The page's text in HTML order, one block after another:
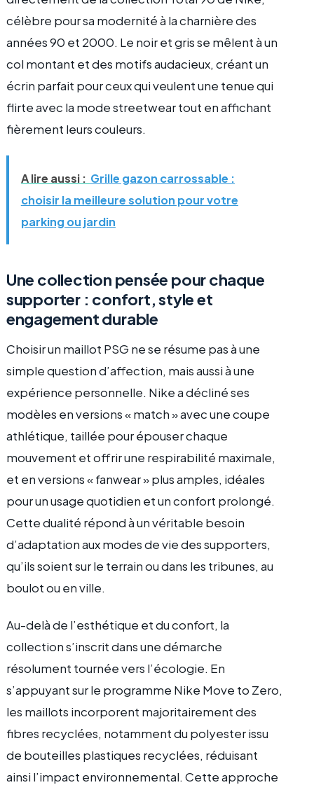
célèbre pour sa modernité à la charnière des
années 90 et 2000. Le noir et gris se mêlent à un
col montant et des motifs audacieux, créant un
écrin parfait pour ceux qui veulent une tenue qui
flirte avec la mode streetwear tout en affichant
fièrement leurs couleurs.
A lire aussi : Grille gazon carrossable :
choisir la meilleure solution pour votre
parking ou jardin
Une collection pensée pour chaque
supporter : confort, style et
engagement durable
Choisir un maillot PSG ne se résume pas à une
simple question d’affection, mais aussi à une
expérience personnelle. Nike a décliné ses
modèles en versions « match » avec une coupe
athlétique, taillée pour épouser chaque
mouvement et offrir une respirabilité maximale,
et en versions « fanwear » plus amples, idéales
pour un usage quotidien et un confort prolongé.
Cette dualité répond à un véritable besoin
d’adaptation aux modes de vie des supporters,
qu’ils soient sur le terrain ou dans les tribunes, au
boulot ou en ville.
Au-delà de l’esthétique et du confort, la
collection s’inscrit dans une démarche
résolument tournée vers l’écologie. En
s’appuyant sur le programme Nike Move to Zero,
les maillots incorporent majoritairement des
fibres recyclées, notamment du polyester issu
de bouteilles plastiques recyclées, réduisant
ainsi l’impact environnemental. Cette approche